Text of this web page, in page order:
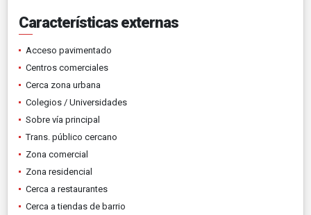
Características externas
Acceso pavimentado
Centros comerciales
Cerca zona urbana
Colegios / Universidades
Sobre vía principal
Trans. público cercano
Zona comercial
Zona residencial
Cerca a restaurantes
Cerca a tiendas de barrio